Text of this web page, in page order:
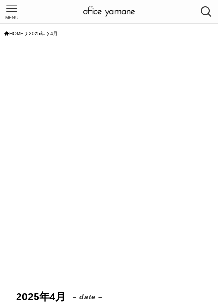
MENU
HOME 2025年 4月
2025年4月 – date –